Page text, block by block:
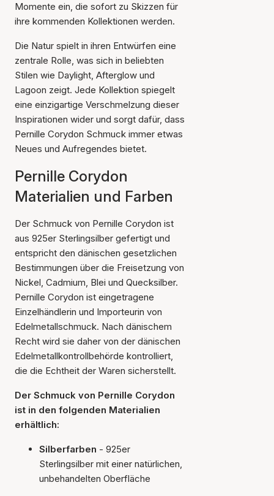
Momente ein, die sofort zu Skizzen für
ihre kommenden Kollektionen werden.
Die Natur spielt in ihren Entwürfen eine
zentrale Rolle, was sich in beliebten
Stilen wie Daylight, Afterglow und
Lagoon zeigt. Jede Kollektion spiegelt
eine einzigartige Verschmelzung dieser
Inspirationen wider und sorgt dafür, dass
Pernille Corydon Schmuck immer etwas
Neues und Aufregendes bietet.
Pernille Corydon
Materialien und Farben
Der Schmuck von Pernille Corydon ist
aus 925er Sterlingsilber gefertigt und
entspricht den dänischen gesetzlichen
Bestimmungen über die Freisetzung von
Nickel, Cadmium, Blei und Quecksilber.
Pernille Corydon ist eingetragene
Einzelhändlerin und Importeurin von
Edelmetallschmuck. Nach dänischem
Recht wird sie daher von der dänischen
Edelmetallkontrollbehörde kontrolliert,
die die Echtheit der Waren sicherstellt.
Der Schmuck von Pernille Corydon
ist in den folgenden Materialien
erhältlich:
Silberfarben - 925er
Sterlingsilber mit einer natürlichen,
unbehandelten Oberfläche